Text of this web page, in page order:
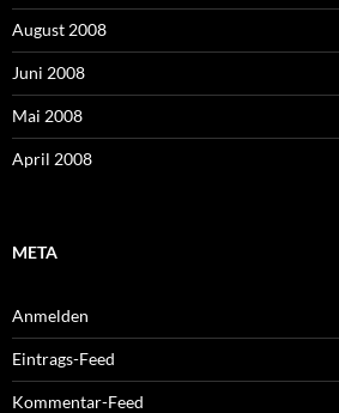
August 2008
Juni 2008
Mai 2008
April 2008
META
Anmelden
Eintrags-Feed
Kommentar-Feed